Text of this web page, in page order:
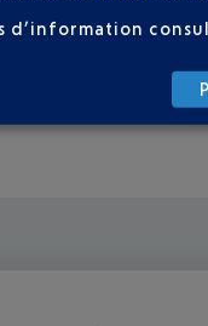
23 h 30.
sont affichés
en coûtera 150
la clientèle de
d’information